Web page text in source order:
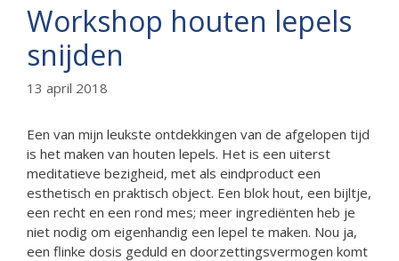
Workshop houten lepels
snijden
13 april 2018
Een van mijn leukste ontdekkingen van de afgelopen tijd
is het maken van houten lepels. Het is een uiterst
meditatieve bezigheid, met als eindproduct een
esthetisch en praktisch object. Een blok hout, een bijltje,
een recht en een rond mes; meer ingrediënten heb je
niet nodig om eigenhandig een lepel te maken. Nou ja,
een flinke dosis geduld en doorzettingsvermogen komt